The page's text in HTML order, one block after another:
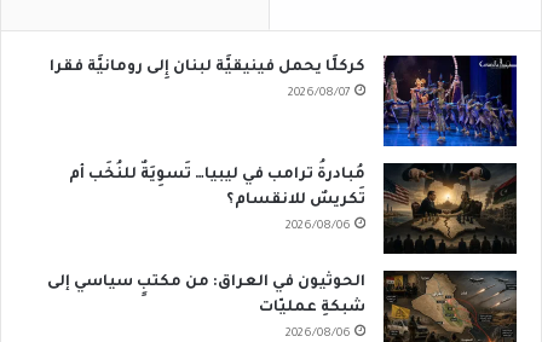
كركلَّا يحمل فينيقيَّة لبنان إِلى رومانيَّة فقرا
2026/08/07
مُبادرةُ ترامب في ليبيا… تَسوِيَةٌ للنُخَب أم
تَكريسٌ للانقسام؟
2026/08/06
الحوثيون في العراق: من مكتبٍ سياسي إلى
شبكةِ عمليّات
2026/08/06